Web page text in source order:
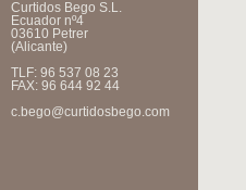
Curtidos Bego S.L.
Ecuador nº4
03610 Petrer
(Alicante)
TLF: 96 537 08 23
FAX: 96 644 92 44
c.bego@curtidosbego.com